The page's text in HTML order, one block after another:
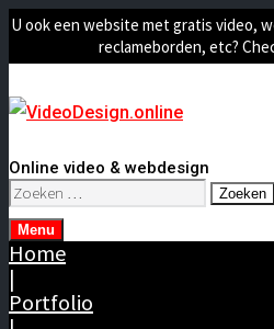
U ook een website met gratis video,
reclameborden, etc?
Online video & webdesign
Zoeken
naar:
Menu
Home
|
Portfolio